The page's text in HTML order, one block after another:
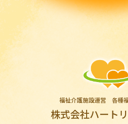
福祉介護施設運営 各種
株式会社ハート